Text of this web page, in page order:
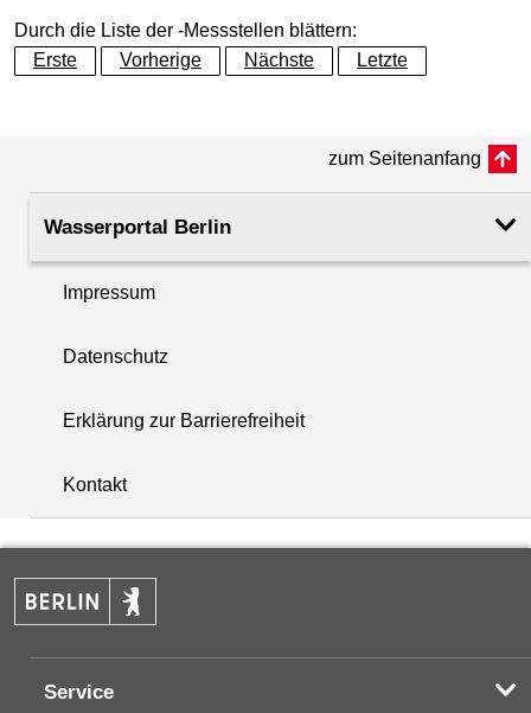
+
−
Durch die Liste der -Messstellen blättern:
Erste
Vorherige Nächste Letzte
zum Seitenanfang
Wasserportal Berlin
Impressum
Datenschutz
Erklärung zur Barrierefreiheit
Kontakt
Service